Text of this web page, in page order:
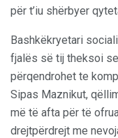
për t’iu shërbyer
Bashkëkryetari
fjalës së tij theksoi
përqendrohet te
Sipas Maznikut,
më të afta për të
drejtpërdrejt me